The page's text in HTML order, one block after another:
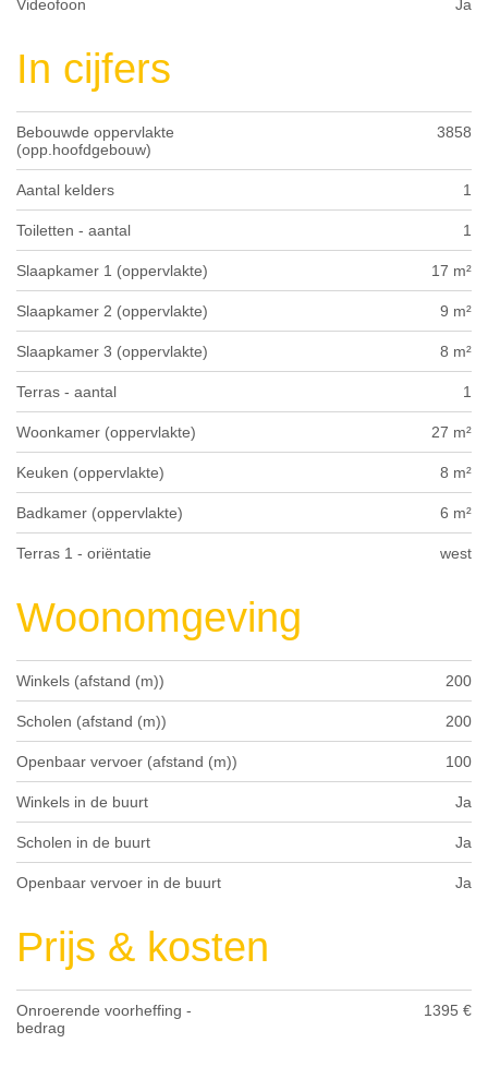
Videofoon Ja
In cijfers
Bebouwde oppervlakte
(opp.hoofdgebouw)
3858
Aantal kelders 1
Toiletten - aantal 1
Slaapkamer 1 (oppervlakte) 17 m²
Slaapkamer 2 (oppervlakte) 9 m²
Slaapkamer 3 (oppervlakte) 8 m²
Terras - aantal 1
Woonkamer (oppervlakte) 27 m²
Keuken (oppervlakte) 8 m²
Badkamer (oppervlakte) 6 m²
Terras 1 - oriëntatie west
Woonomgeving
Winkels (afstand (m)) 200
Scholen (afstand (m)) 200
Openbaar vervoer (afstand (m)) 100
Winkels in de buurt Ja
Scholen in de buurt Ja
Openbaar vervoer in de buurt Ja
Prijs & kosten
Onroerende voorheffing -
bedrag
1395 €